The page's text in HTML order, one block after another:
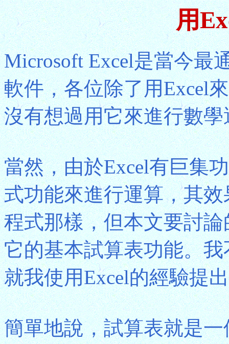
用
Microsoft Excel是當今最
軟件，各位除了用Excel
沒有想過用它來進行數
當然，由於Excel有巨集
式功能來進行運算，其
程式那樣，但本文要討
它的基本試算表功能。
就我使用Excel的經驗提
簡單地說，試算表就是